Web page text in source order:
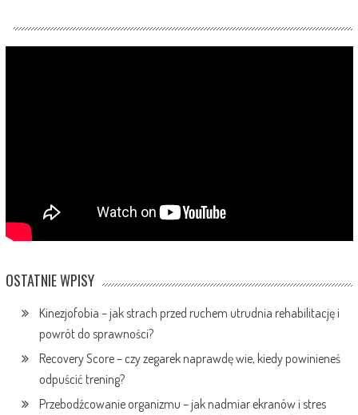
OSTATNIE WPISY
Kinezjofobia – jak strach przed ruchem utrudnia rehabilitację i
powrót do sprawności?
Recovery Score – czy zegarek naprawdę wie, kiedy powinieneś
odpuścić trening?
Przebodźcowanie organizmu – jak nadmiar ekranów i stres